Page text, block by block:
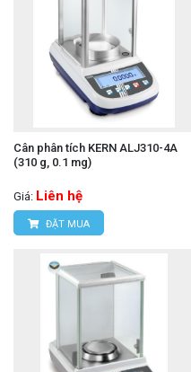
Cân phân tích KERN ALJ310-4A
(310 g, 0.1 mg)
Giá: Liên hệ
ĐẶT MUA